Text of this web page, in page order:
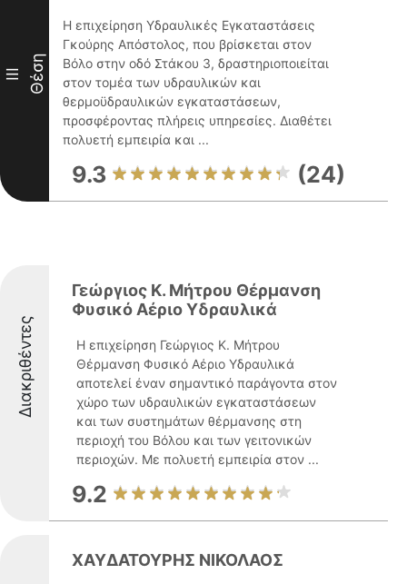
III Θέση
Η επιχείρηση Υδραυλικές Εγκαταστάσεις
Γκούρης Απόστολος, που βρίσκεται στον
Βόλο στην οδό Στάκου 3, δραστηριοποιείται
στον τομέα των υδραυλικών και
θερμοϋδραυλικών εγκαταστάσεων,
προσφέροντας πλήρεις υπηρεσίες. Διαθέτει
πολυετή εμπειρία και ...
9.3 (24)
Διακριθέντες
Γεώργιος Κ. Μήτρου Θέρμανση
Φυσικό Αέριο Υδραυλικά
Η επιχείρηση Γεώργιος Κ. Μήτρου
Θέρμανση Φυσικό Αέριο Υδραυλικά
αποτελεί έναν σημαντικό παράγοντα στον
χώρο των υδραυλικών εγκαταστάσεων
και των συστημάτων θέρμανσης στη
περιοχή του Βόλου και των γειτονικών
περιοχών. Με πολυετή εμπειρία στον ...
9.2
ΧΑΥΔΑΤΟΥΡΗΣ ΝΙΚΟΛΑΟΣ